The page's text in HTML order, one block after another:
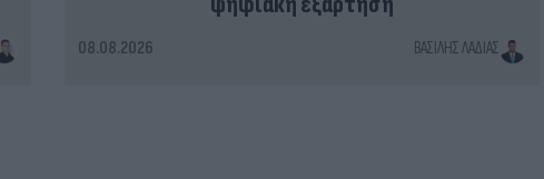
08.08.2026 ΒΑΣΊΛΗΣ ΛΑΔΙΆΣ